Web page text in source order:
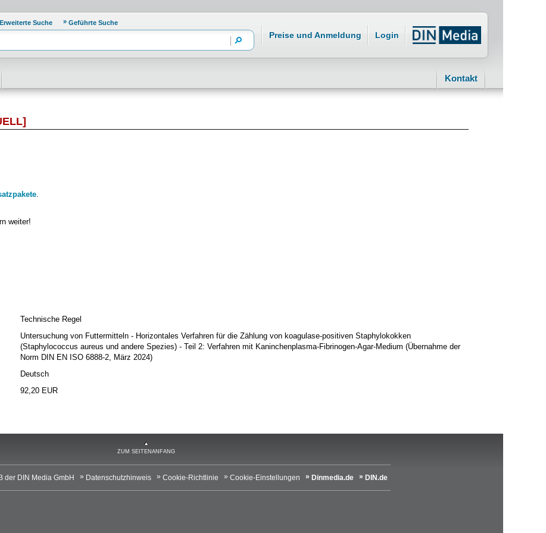
Erweiterte Suche Geführte Suche
Preise und Anmeldung Login
Kontakt
weiter!
Technische Regel
Untersuchung von Futtermitteln - Horizontales Verfahren für die Zählung von koagulase-positiven Staphylokokken
(Staphylococcus aureus und andere Spezies) - Teil 2: Verfahren mit Kaninchenplasma-Fibrinogen-Agar-Medium (Übernahme der
Norm DIN EN ISO 6888-2, März 2024)
Deutsch
92,20 EUR
ZUM SEITENANFANG
der DIN Media GmbH Datenschutzhinweis Cookie-Richtlinie Cookie-Einstellungen Dinmedia.de DIN.de